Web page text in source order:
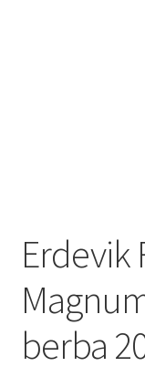
Cveće
Delivery
Destilati
Erdevik
berba